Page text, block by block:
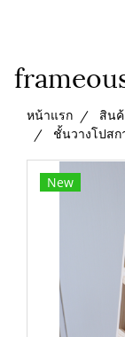
หน้าแรก สิน
ชั้นวางโปส
New